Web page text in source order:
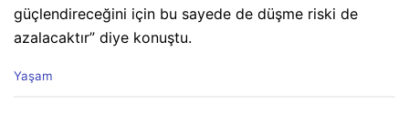
güçlendireceğini için bu sayede de düşme riski de
azalacaktır” diye konuştu.
C
Yaşam